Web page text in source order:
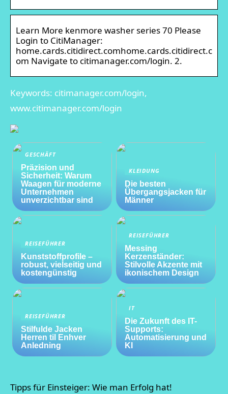
Learn More kenmore washer series 70 Please
Login to CitiManager:
home.cards.citidirect.comhome.cards.citidirect.c
om Navigate to citimanager.com/login. 2.
Keywords: citimanager.com/login,
www.citimanager.com/login
GESCHÄFT
Präzision und
Sicherheit: Warum
Waagen für moderne
Unternehmen
unverzichtbar sind
KLEIDUNG
Die besten
Übergangsjacken für
Männer
REISEFÜHRER
Kunststoffprofile –
robust, vielseitig und
kostengünstig
REISEFÜHRER
Messing
Kerzenständer:
Stilvolle Akzente mit
ikonischem Design
REISEFÜHRER
Stilfulde Jacken
Herren til Enhver
Anledning
IT
Die Zukunft des IT-
Supports:
Automatisierung und
KI
Tipps für Einsteiger: Wie man Erfolg hat!